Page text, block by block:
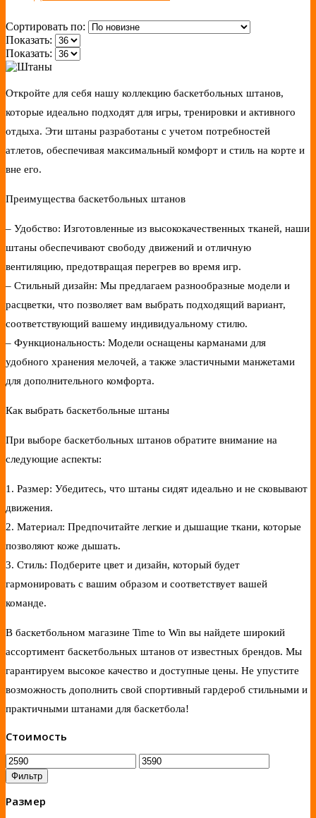
Сортировать по:
Показать:
Показать:
Откройте для себя нашу коллекцию баскетбольных штанов,
которые идеально подходят для игры, тренировки и активного
отдыха. Эти штаны разработаны с учетом потребностей
атлетов, обеспечивая максимальный комфорт и стиль на корте и
вне его.
Преимущества баскетбольных штанов
– Удобство: Изготовленные из высококачественных тканей, наши
штаны обеспечивают свободу движений и отличную
вентиляцию, предотвращая перегрев во время игр.
– Стильный дизайн: Мы предлагаем разнообразные модели и
расцветки, что позволяет вам выбрать подходящий вариант,
соответствующий вашему индивидуальному стилю.
– Функциональность: Модели оснащены карманами для
удобного хранения мелочей, а также эластичными манжетами
для дополнительного комфорта.
Как выбрать баскетбольные штаны
При выборе баскетбольных штанов обратите внимание на
следующие аспекты:
1. Размер: Убедитесь, что штаны сидят идеально и не сковывают
движения.
2. Материал: Предпочитайте легкие и дышащие ткани, которые
позволяют коже дышать.
3. Стиль: Подберите цвет и дизайн, который будет
гармонировать с вашим образом и соответствует вашей
команде.
В баскетбольном магазине Time to Win вы найдете широкий
ассортимент баскетбольных штанов от известных брендов. Мы
гарантируем высокое качество и доступные цены. Не упустите
возможность дополнить свой спортивный гардероб стильными и
практичными штанами для баскетбола!
Стоимость
Фильтр
Размер